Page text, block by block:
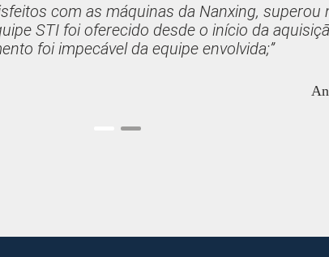
com as máquinas da Nanxing, superou
STI foi oferecido desde o início da
foi impecável da equipe envolvida;”
2